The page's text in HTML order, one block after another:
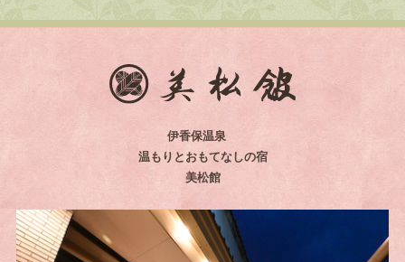
伊香保温泉
温もりとおもてなしの宿
美松館